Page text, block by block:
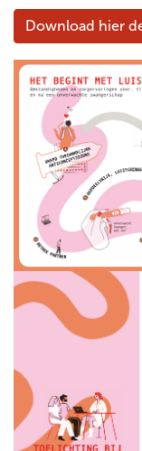
Download hier